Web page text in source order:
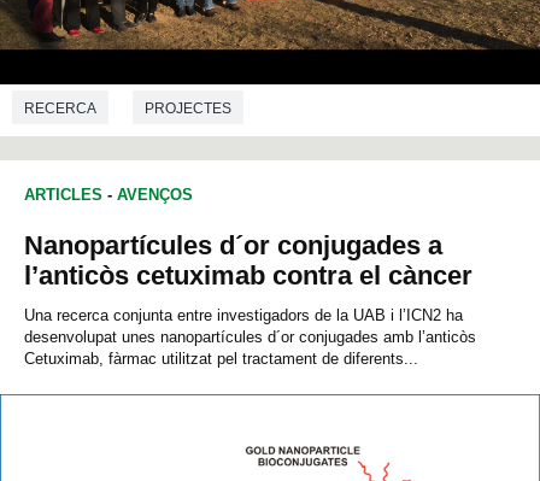
RECERCA PROJECTES
ARTICLES - AVENÇOS
Nanopartícules d´or conjugades a
l’anticòs cetuximab contra el càncer
Una recerca conjunta entre investigadors de la UAB i l’ICN2 ha
desenvolupat unes nanopartícules d´or conjugades amb l’anticòs
Cetuximab, fàrmac utilitzat pel tractament de diferents...